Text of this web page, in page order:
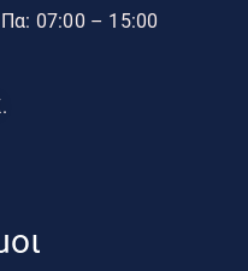
07:00 – 15:00